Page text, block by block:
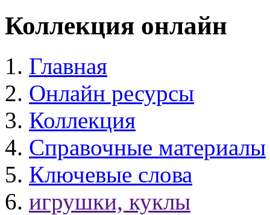
Коллекция онлайн
Главная
Онлайн ресурсы
Коллекция
Справочные материалы
Ключевые слова
игрушки, куклы